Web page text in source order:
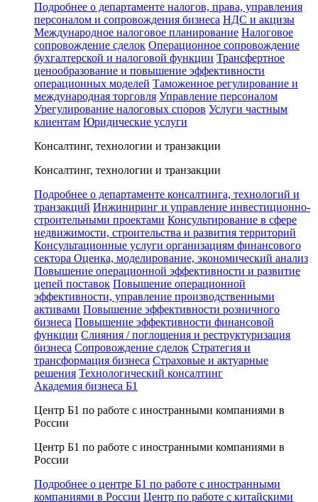
Подробнее о департаменте налогов, права, управления
персоналом и сопровождения бизнеса НДС и акцизы
Международное налоговое планирование Налоговое
сопровождение сделок Операционное сопровождение
бухгалтерской и налоговой функции Трансфертное
ценообразование и повышение эффективности
операционных моделей Таможенное регулирование и
международная торговля Управление персоналом
Урегулирование налоговых споров Услуги частным
клиентам Юридические услуги
Консалтинг, технологии и транзакции
Консалтинг, технологии и транзакции
Подробнее о департаменте консалтинга, технологий и
транзакций Инжиниринг и управление инвестиционно-
строительными проектами Консультирование в сфере
недвижимости, строительства и развития территорий
Консультационные услуги организациям финансового
сектора Оценка, моделирование, экономический анализ
Повышение операционной эффективности и развитие
цепей поставок Повышение операционной
эффективности, управление производственными
активами Повышение эффективности розничного
бизнеса Повышение эффективности финансовой
функции Слияния / поглощения и реструктуризация
бизнеса Сопровождение сделок Стратегия и
трансформация бизнеса Страховые и актуарные
решения Технологический консалтинг
Академия бизнеса Б1
Центр Б1 по работе с иностранными компаниями в
России
Центр Б1 по работе с иностранными компаниями в
России
Подробнее о центре Б1 по работе с иностранными
компаниями в России Центр по работе с китайскими